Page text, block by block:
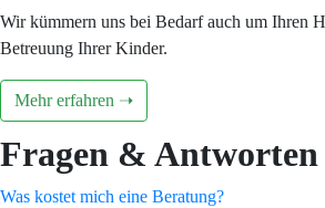
Wir kümmern uns bei Bedarf auch um Ihren
Betreuung Ihrer Kinder.
Mehr erfahren ➝
Fragen & Antworten
Was kostet mich eine Beratung?